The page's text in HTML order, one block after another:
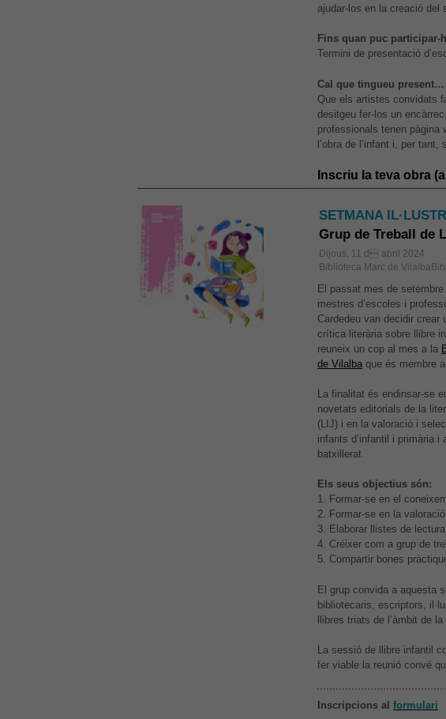
ajudar-los en la creació del
Fins quan puc participar-
Termini de presentació
Cal que tingueu present…
Que els artistes convidats
desitgeu fer-los un
professionals tenen pàgina
l’obra de l’infant i, per tant,
Inscriu la teva obra
SETMANA
Grup de Treball de
Dijous, 11 d abril 2024
Biblioteca Marc de
El passat mes de
mestres d’escoles i
Cardedeu van decidir crear
crítica literària sobre llibre
reuneix un cop al mes a la
de Vilalba que és membre
La finalitat és endinsar-se
novetats editorials de la
(LIJ) i en la valoració i
infants d’infantil i primària i
batxillerat.
Els seus objectius són:
1. Formar-se en el
2. Formar-se en la
3. Elaborar llistes de
4. Créixer com a grup de
5. Compartir bones
El grup convida a aquesta
bibliotecaris, escriptors,
llibres triats de l’àmbit de
La sessió de llibre infantil
fer viable la reunió convé
Inscripcions alformulari